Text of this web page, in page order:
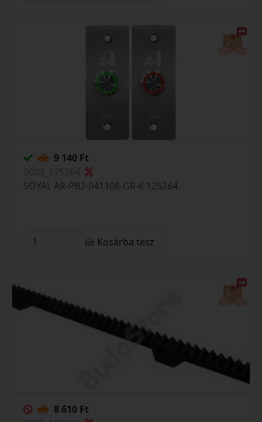
9 140 Ft
SOYAL AR-PB2-041108-GR-6 125264
Kosárba tesz
8 610 Ft